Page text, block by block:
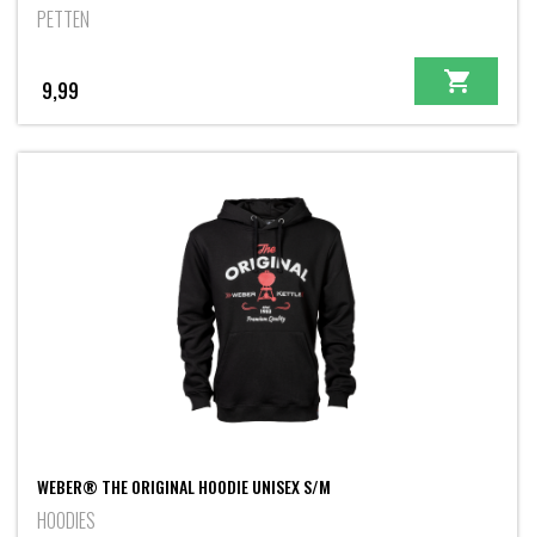
PETTEN
9,99
WEBER® THE ORIGINAL HOODIE UNISEX S/M
HOODIES